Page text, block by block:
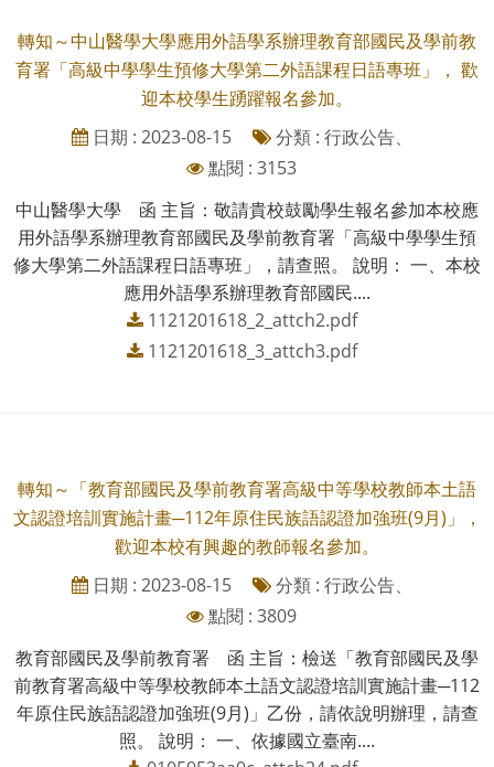
轉知～中山醫學大學應用外語學系辦理教育部國民及學前教
育署「高級中學學生預修大學第二外語課程日語專班」， 歡
迎本校學生踴躍報名參加。
日期 : 2023-08-15
分類 : 行政公告、
點閱 : 3153
中山醫學大學 函 主旨：敬請貴校鼓勵學生報名參加本校應
用外語學系辦理教育部國民及學前教育署「高級中學學生預
修大學第二外語課程日語專班」，請查照。 說明： 一、本校
應用外語學系辦理教育部國民....
1121201618_2_attch2.pdf
1121201618_3_attch3.pdf
轉知～「教育部國民及學前教育署高級中等學校教師本土語
文認證培訓實施計畫─112年原住民族語認證加強班(9月)」，
歡迎本校有興趣的教師報名參加。
日期 : 2023-08-15
分類 : 行政公告、
點閱 : 3809
教育部國民及學前教育署 函 主旨：檢送「教育部國民及學
前教育署高級中等學校教師本土語文認證培訓實施計畫─112
年原住民族語認證加強班(9月)」乙份，請依說明辦理，請查
照。 說明： 一、依據國立臺南....